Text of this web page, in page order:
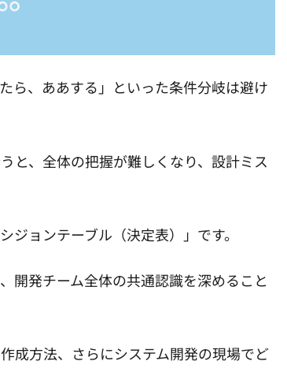
ら、ああする」といった条件分岐は避け
と、全体の把握が難しくなり、設計ミス
ョンテーブル（決定表）」です。
開発チーム全体の共通認識を深めること
成方法、さらにシステム開発の現場でど